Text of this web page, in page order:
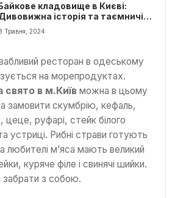
Байкове кладовище в Києві:
історія та таємничі
Травня, 2024
ресторан в одеському
на морепродуктах.
свято в м.Київ можна в цьому
замовити скумбрію, кефаль,
руфарі, стейк білого
устриці. Рибні страви готують
любителі м’яса мають великий
куряче філе і свинячі шийки.
з собою.